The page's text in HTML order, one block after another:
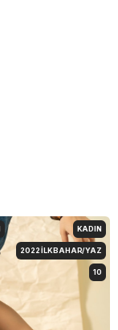
KADIN
2022 İLKBAHAR/YAZ
10